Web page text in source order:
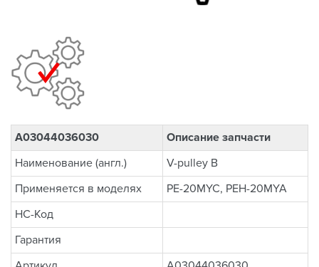
A03044036030
Описание запчасти
Наименование (англ.)
V-pulley B
Применяется в моделях
PE-20MYC, PEH-20MYA
НС-Код
Гарантия